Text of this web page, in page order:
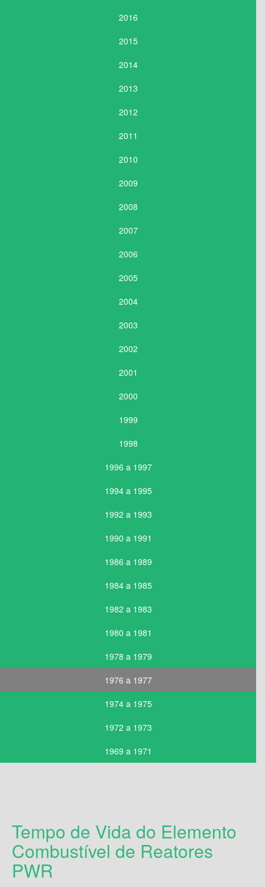
2016
2015
2014
2013
2012
2011
2010
2009
2008
2007
2006
2005
2004
2003
2002
2001
2000
1999
1998
1996 a 1997
1994 a 1995
1992 a 1993
1990 a 1991
1986 a 1989
1984 a 1985
1982 a 1983
1980 a 1981
1978 a 1979
1976 a 1977
1974 a 1975
1972 a 1973
1969 a 1971
Tempo de Vida do Elemento
Combustível de Reatores
PWR